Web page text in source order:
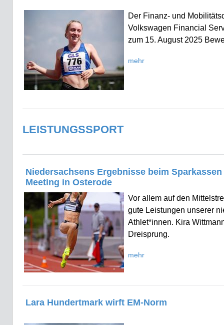
Der Finanz- und
Volkswagen Financial
zum 15. August 2025
mehr
LEISTUNGSSPORT
Niedersachsens Ergebnisse beim Sparkassen
Meeting in Osterode
Vor allem auf den
gute Leistungen unserer
Athlet*innen. Kira
Dreisprung.
mehr
Lara Hundertmark wirft EM-Norm